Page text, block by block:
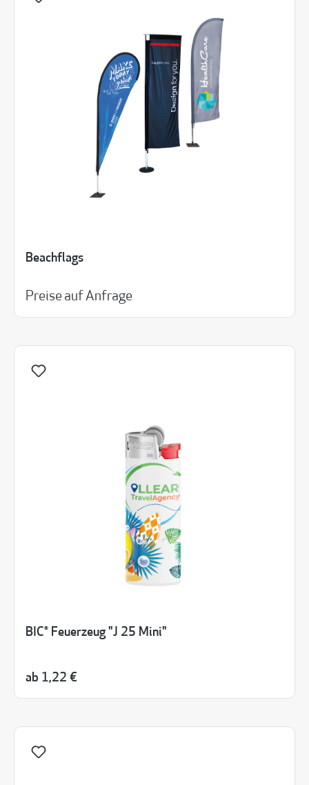
Beachflags
Preise auf Anfrage
BIC® Feuerzeug "J 25 Mini"
ab 1,22 €